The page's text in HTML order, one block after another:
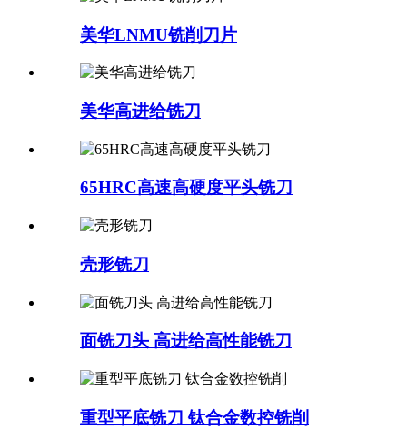
美华LNMU铣削刀片
美华高进给铣刀
65HRC高速高硬度平头铣刀
壳形铣刀
面铣刀头 高进给高性能铣刀
重型平底铣刀 钛合金数控铣削